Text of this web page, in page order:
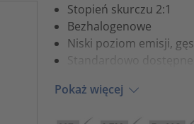
Stopień skurczu 2:1
Bezhalogenowe
Niski poziom emisji,
Standardowo dostępne
Pokaż więcej